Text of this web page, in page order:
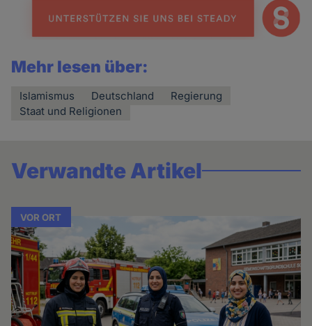
Mehr lesen über:
Islamismus Deutschland
Regierung
Staat und Religionen
Verwandte Artikel
VOR ORT